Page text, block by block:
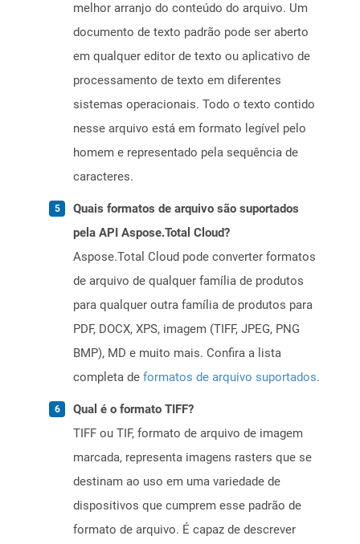
melhor arranjo do conteúdo do arquivo. Um
documento de texto padrão pode ser aberto
em qualquer editor de texto ou aplicativo de
processamento de texto em diferentes
sistemas operacionais. Todo o texto contido
nesse arquivo está em formato legível pelo
homem e representado pela sequência de
caracteres.
Quais formatos de arquivo são suportados
pela API Aspose.Total Cloud?
Aspose.Total Cloud pode converter formatos
de arquivo de qualquer família de produtos
para qualquer outra família de produtos para
PDF, DOCX, XPS, imagem (TIFF, JPEG, PNG
BMP), MD e muito mais. Confira a lista
completa de formatos de arquivo suportados.
Qual é o formato TIFF?
TIFF ou TIF, formato de arquivo de imagem
marcada, representa imagens rasters que se
destinam ao uso em uma variedade de
dispositivos que cumprem esse padrão de
formato de arquivo. É capaz de descrever